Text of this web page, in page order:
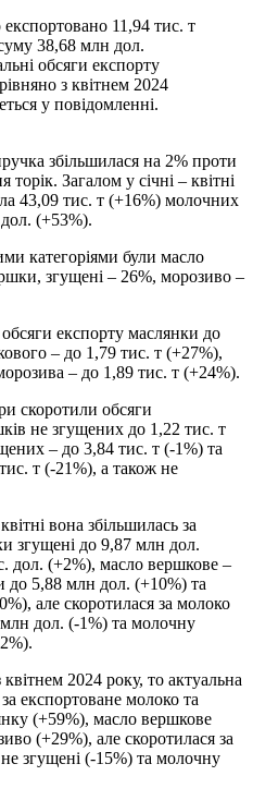
11,94 тис. т
38,68 млн дол.
обсяги експорту
з квітнем 2024
у повідомленні.
збільшилася на 2% проти
торік. Загалом у січні – квітні
43,09 тис. т (+16%) молочних
(+53%).
категоріями були масло
згущені – 26%, морозиво –
експорту маслянки до
– до 1,79 тис. т (+27%),
– до 1,89 тис. т (+24%).
скоротили обсяги
не згущених до 1,22 тис. т
– до 3,84 тис. т (-1%) та
т (-21%), а також не
вона збільшилась за
згущені до 9,87 млн дол.
дол. (+2%), масло вершкове –
до 5,88 млн дол. (+10%) та
але скоротилася за молоко
дол. (-1%) та молочну
2024 року, то актуальна
експортоване молоко та
(+59%), масло вершкове
(+29%), але скоротилася за
згущені (-15%) та молочну